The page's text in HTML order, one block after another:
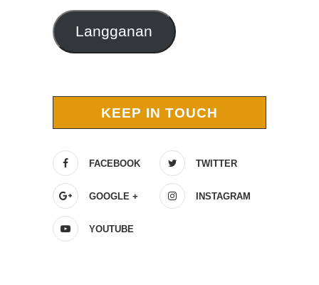
Langganan
KEEP IN TOUCH
FACEBOOK TWITTER
GOOGLE + INSTAGRAM
YOUTUBE